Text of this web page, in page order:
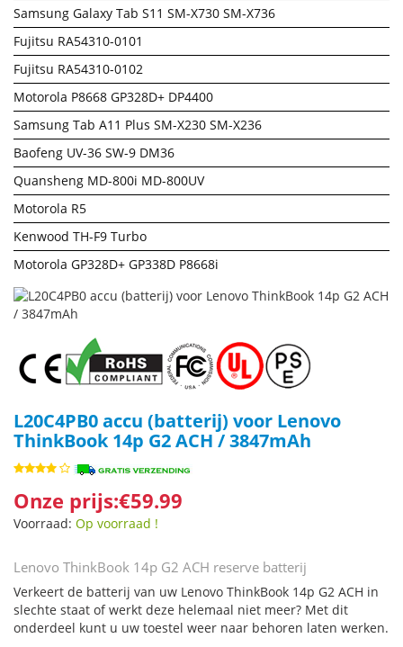
Samsung Galaxy Tab S11 SM-X730 SM-X736
Fujitsu RA54310-0101
Fujitsu RA54310-0102
Motorola P8668 GP328D+ DP4400
Samsung Tab A11 Plus SM-X230 SM-X236
Baofeng UV-36 SW-9 DM36
Quansheng MD-800i MD-800UV
Motorola R5
Kenwood TH-F9 Turbo
Motorola GP328D+ GP338D P8668i
L20C4PB0 accu (batterij) voor Lenovo
ThinkBook 14p G2 ACH / 3847mAh
Onze prijs:€59.99
Voorraad: Op voorraad !
Lenovo ThinkBook 14p G2 ACH reserve batterij
Verkeert de batterij van uw Lenovo ThinkBook 14p G2 ACH in
slechte staat of werkt deze helemaal niet meer? Met dit
onderdeel kunt u uw toestel weer naar behoren laten werken.